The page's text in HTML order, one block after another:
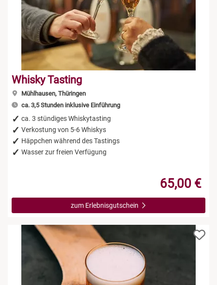
Whisky Tasting
Mühlhausen, Thüringen
ca. 3,5 Stunden inklusive Einführung
ca. 3 stündiges Whiskytasting
Verkostung von 5-6 Whiskys
Häppchen während des Tastings
Wasser zur freien Verfügung
65,00 €
zum Erlebnisgutschein